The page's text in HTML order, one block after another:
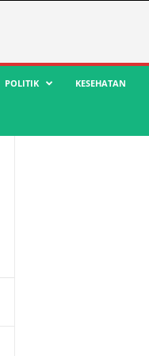
POLITIK KESEHATAN